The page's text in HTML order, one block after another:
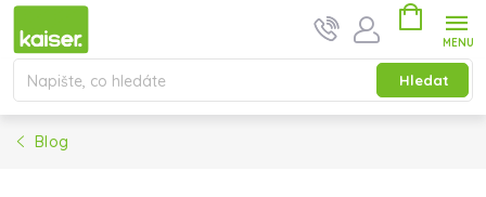
Přejít na obsah
Hledat
Nákupní
Blog